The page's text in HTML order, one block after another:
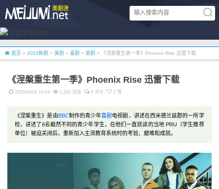
首页 > 2023新剧 > 美剧 > 喜剧 > 英剧 > 《涅槃重生第一季》Phoenix Rise 迅雷下载
《涅槃重生第一季》Phoenix Rise 迅雷下载
2023/04/01 19:04 1,562 浏览 0 评论 1 赞
《涅槃重生》是由BBC制作的青少年喜剧 电视剧，讲述在西米德兰兹郡的一所学
校，讲述了6名截然不同的青少年学生，在他们一直就读的当地 PRU（学生​​推荐
单位）被迫关闭后，重新加入主流教育系统时的考验、磨难和成就。